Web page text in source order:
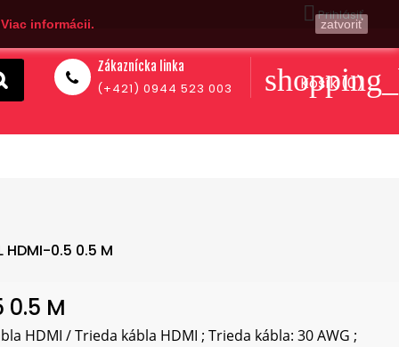
Viac informácii. zatvoriť
 Prihlásiť
Košík (0)
Zákaznícka linka
(+421) 0944 523 003
HDMI-0.5 0.5 M
0.5 M
HDMI / Trieda kábla HDMI ; Trieda kábla: 30 AWG ;